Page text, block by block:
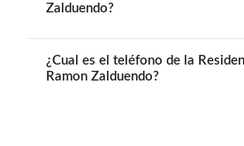
Zalduendo?
¿Cual es el teléfono de la
Ramon Zalduendo?